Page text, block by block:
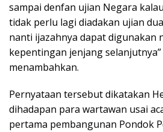
sampai denfan ujian Negara
tidak perlu lagi diadakan ujian
nanti ijazahnya dapat digunakan
kepentingan jenjang
menambahkan.
Pernyataan tersebut dikatakan
dihadapan para wartawan usai
pertama pembangunan Pondok